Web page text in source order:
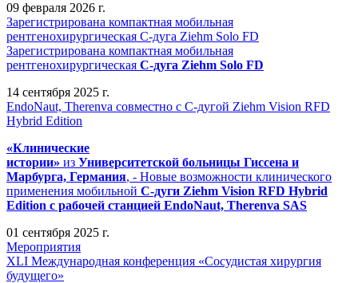
09 февраля 2026 г.
Зарегистрирована компактная мобильная
рентгенохирургическая С-дуга Ziehm Solo FD
Зарегистрирована компактная мобильная
рентгенохирургическая С-дуга Ziehm Solo FD
14 сентября 2025 г.
EndoNaut, Therenva совместно с С-дугой Ziehm Vision RFD
Hybrid Edition
«Клинические
истории» из Университетской больницы Гиссена и
Марбурга, Германия, - Новые возможности клинического
применения мобильной С-дуги Ziehm Vision RFD Hybrid
Edition с рабочей станцией EndoNaut, Therenva SAS
01 сентября 2025 г.
Мероприятия
XLI Международная конференция «Сосудистая хирургия
будущего»